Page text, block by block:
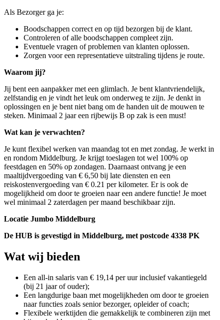
Als Bezorger ga je:
Boodschappen correct en op tijd bezorgen bij de klant.
Controleren of alle boodschappen compleet zijn.
Eventuele vragen of problemen van klanten oplossen.
Zorgen voor een representatieve uitstraling tijdens je route.
Waarom jij?
Jij bent een aanpakker met een glimlach. Je bent klantvriendelijk,
zelfstandig en je vindt het leuk om onderweg te zijn. Je denkt in
oplossingen en je bent niet bang om de handen uit de mouwen te
steken. Minimaal 2 jaar een rijbewijs B op zak is een must!
Wat kan je verwachten?
Je kunt flexibel werken van maandag tot en met zondag. Je werkt in
en rondom Middelburg. Je krijgt toeslagen tot wel 100% op
feestdagen en 50% op zondagen. Daarnaast ontvang je een
maaltijdvergoeding van € 6,50 bij late diensten en een
reiskostenvergoeding van € 0.21 per kilometer. Er is ook de
mogelijkheid om door te groeien naar een andere functie! Je moet
wel minimaal 2 zaterdagen per maand beschikbaar zijn.
Locatie Jumbo Middelburg
De HUB is gevestigd in Middelburg, met postcode 4338 PK
Wat wij bieden
Een all-in salaris van € 19,14 per uur inclusief vakantiegeld
(bij 21 jaar of ouder);
Een langdurige baan met mogelijkheden om door te groeien
naar functies zoals senior bezorger, opleider of coach;
Flexibele werktijden die gemakkelijk te combineren zijn met